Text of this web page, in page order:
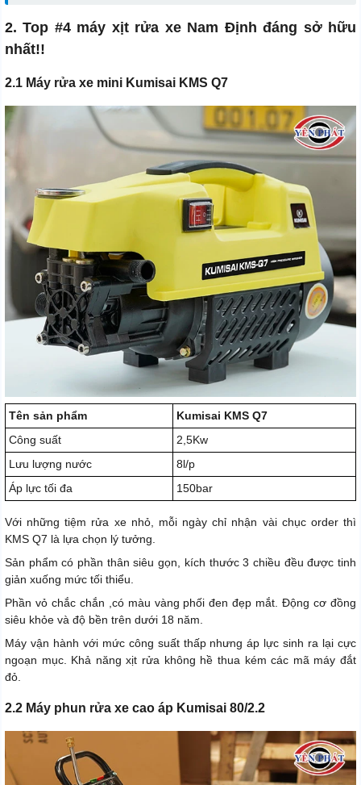
2. Top #4 máy xịt rửa xe Nam Định đáng sở hữu
nhất!!
2.1 Máy rửa xe mini Kumisai KMS Q7
Tên sản phẩm
Kumisai KMS Q7
Công suất
2,5Kw
Lưu lượng nước
8l/p
Áp lực tối đa
150bar
Với những tiệm rửa xe nhỏ, mỗi ngày chỉ nhận vài chục order thì
KMS Q7 là lựa chọn lý tưởng.
Sản phẩm có phần thân siêu gọn, kích thước 3 chiều đều được tinh
giản xuống mức tối thiểu.
Phần vỏ chắc chắn ,có màu vàng phối đen đẹp mắt. Động cơ đồng
siêu khỏe và độ bền trên dưới 18 năm.
Máy vận hành với mức công suất thấp nhưng áp lực sinh ra lại cực
ngoạn mục. Khả năng xịt rửa không hề thua kém các mã máy đắt
đỏ.
2.2 Máy phun rửa xe cao áp Kumisai 80/2.2